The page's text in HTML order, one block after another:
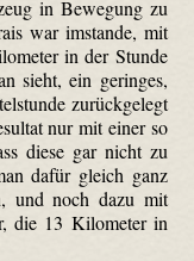
in Bewegung zu
war imstande, mit
in der Stunde
sieht, ein geringes,
zurückgelegt
nur mit einer so
diese gar nicht zu
dafür gleich ganz
und noch dazu mit
die 13 Kilometer in